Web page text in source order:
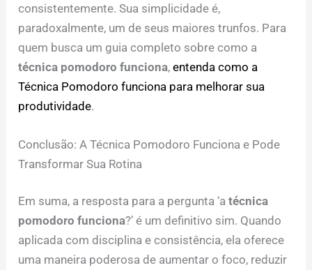
consistentemente. Sua simplicidade é,
paradoxalmente, um de seus maiores trunfos. Para
quem busca um guia completo sobre como a
técnica pomodoro funciona,entenda como a
Técnica Pomodoro funciona para melhorar sua
produtividade.
Conclusão: A Técnica Pomodoro Funciona e Pode
Transformar Sua Rotina
Em suma, a resposta para a pergunta ‘atécnica
pomodoro funciona?’ é um definitivo sim. Quando
aplicada com disciplina e consistência, ela oferece
uma maneira poderosa de aumentar o foco, reduzir